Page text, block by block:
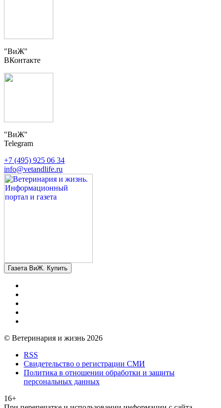
"ВиЖ"
ВКонтакте
"ВиЖ"
Telegram
+7 (495) 925 06 34
info@vetandlife.ru
Газета ВиЖ. Купить
© Ветеринария и жизнь 2026
RSS
Свидетельство о регистрации СМИ
Политика в отношении обработки и защиты
персональных данных
16+